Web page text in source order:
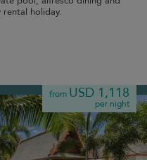
holiday.
from USD 1,118
per night